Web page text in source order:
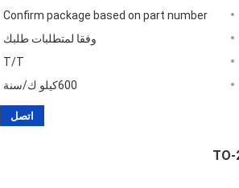
Confirm package based on part number
وفقا لمتطلبات طلبك
T/T
600كيلو ك/سنة
اتصل